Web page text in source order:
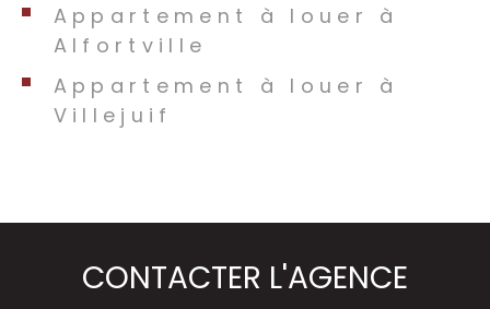
Appartement à louer à
Alfortville
Appartement à louer à
Villejuif
CONTACTER L'AGENCE